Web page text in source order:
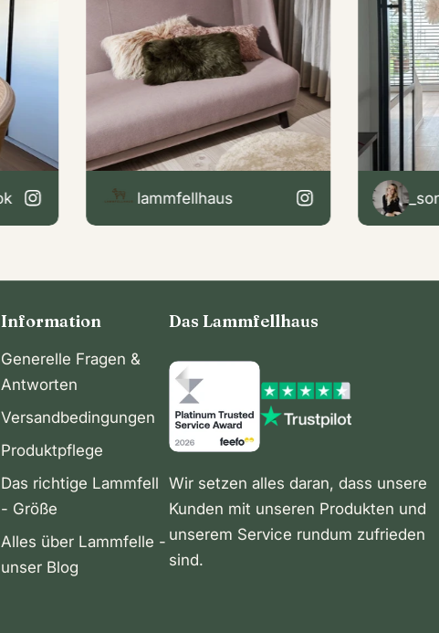
lammfellhaus
Information
Generelle Fragen &
Antworten
Versandbedingungen
Produktpflege
Das richtige Lammfell
- Größe
Alles über Lammfelle -
unser Blog
Das Lammfellhaus
Wir setzen alles daran, dass unsere
Kunden mit unseren Produkten und
unserem Service rundum zufrieden
sind.